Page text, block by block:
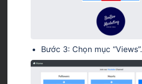
Bước 3: Chọn mục “Views”.